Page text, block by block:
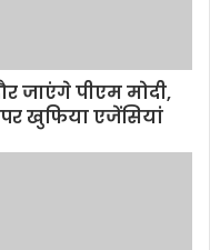
जाएंगे पीएम मोदी,
खुफिया एजेंसियां